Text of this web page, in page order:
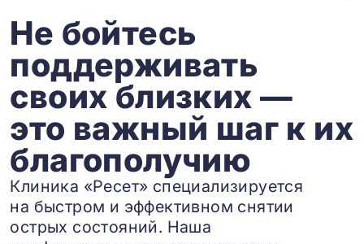
Не бойтесь
поддерживать
своих близких —
это важный шаг к их
благополучию
Клиника «Ресет» специализируется
на быстром и эффективном снятии
острых состояний. Наша